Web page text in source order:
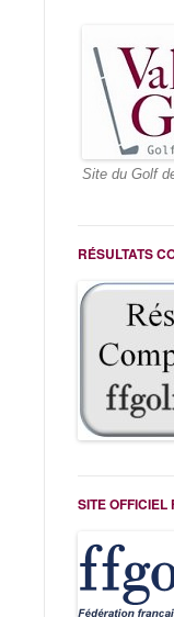
Site du Golf
RÉSULTATS
SITE OFFICIEL